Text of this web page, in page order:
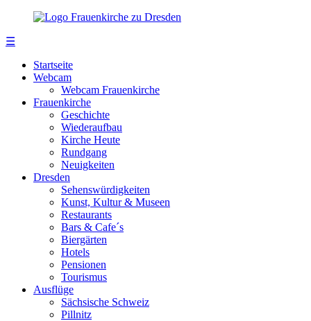
☰
Startseite
Webcam
Webcam Frauenkirche
Frauenkirche
Geschichte
Wiederaufbau
Kirche Heute
Rundgang
Neuigkeiten
Dresden
Sehenswürdigkeiten
Kunst, Kultur & Museen
Restaurants
Bars & Cafe´s
Biergärten
Hotels
Pensionen
Tourismus
Ausflüge
Sächsische Schweiz
Pillnitz